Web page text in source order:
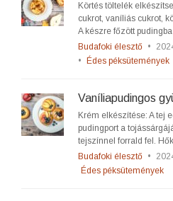
Körtés töltelék
cukrot, vaníliás cukrot,
A készre főzött
Budafoki élesztő •
•
Édes péksütemények
Vaníliapudingos
Krém elkészítése: A tej
pudingport a
tejszínnel forrald fel.
Budafoki élesztő •
Édes péksütemények